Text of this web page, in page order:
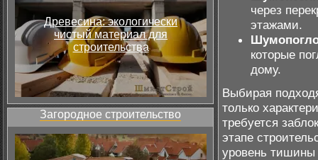
Древесина: экологически
чистый материал для
строительства
Загородное строительство
через
этажами.
которые
дому.
Выбирая
только
требуется
этапе
уровень